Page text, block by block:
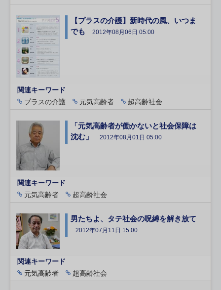
【プラスの介護】新時代の風、いつま
でも
2012年08月06日 05:00
関連キーワード
プラスの介護
元気高齢者 超高齢社会
「元気高齢者が働かないと社会保障は
沈む」
2012年08月01日 05:00
関連キーワード
元気高齢者
超高齢社会
男たちよ、タテ社会の呪縛を解き放て
2012年07月11日 15:00
関連キーワード
元気高齢者
超高齢社会